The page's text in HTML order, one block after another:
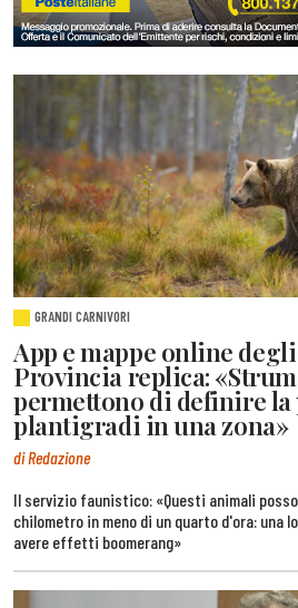
GRANDI CARNIVORI
App e mappe online
Provincia replica:
permettono di definire la
plantigradi in una zona»
di Redazione
Il servizio faunistico: «Questi animali
chilometro in meno di un quarto d'ora: una
avere effetti boomerang»